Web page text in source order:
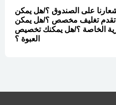
على الصندوق ؟/هل يمكن
تغليف مخصص ؟/هل يمكن
الخاصة ؟/هل يمكنك تخصيص
العبوة ؟